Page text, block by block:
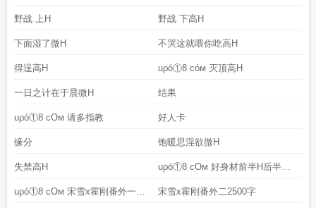
野战 上H 野战 下高H
下面湿了微H 不哭这就喂你吃高H
得逞高H uρó①8 cóм 灭顶高H
一日之计在于晨微H 结果
uρó①8 cOм 请多指教 好人卡
缘分 饱暖思淫欲微H
失禁高H uρó①8 cOм 好身材前半H后半剧
情
uρó①8 cOм 宋雪x霍刚番外一 宋雪x霍刚番外二2500字